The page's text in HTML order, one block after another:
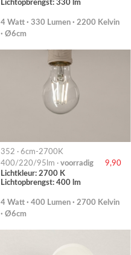
Lichtopbrengst: 330 lm
4 Watt · 330 Lumen · 2200 Kelvin
· Ø6cm
352 · 6cm-2700K
400/220/95lm · voorradig
9,90
Lichtkleur: 2700 K
Lichtopbrengst: 400 lm
4 Watt · 400 Lumen · 2700 Kelvin
· Ø6cm